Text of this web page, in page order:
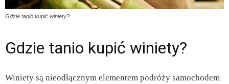
Gdzie tanio kupić winiety?
Gdzie tanio kupić winiety?
Winiety są nieodłącznym elementem podróży samochodem